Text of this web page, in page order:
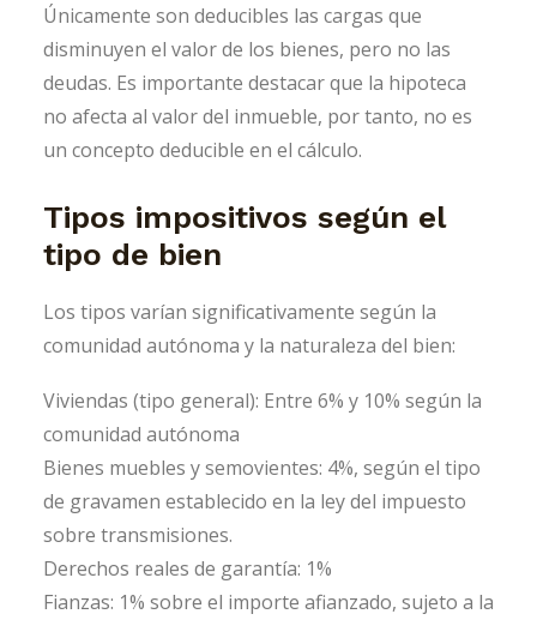
Únicamente son deducibles las cargas que
disminuyen el valor de los bienes, pero no las
deudas. Es importante destacar que la hipoteca
no afecta al valor del inmueble, por tanto, no es
un concepto deducible en el cálculo.
Tipos impositivos según el
tipo de bien
Los tipos varían significativamente según la
comunidad autónoma y la naturaleza del bien:
Viviendas (tipo general): Entre 6% y 10% según la
comunidad autónoma
Bienes muebles y semovientes: 4%, según el tipo
de gravamen establecido en la ley del impuesto
sobre transmisiones.
Derechos reales de garantía: 1%
Fianzas: 1% sobre el importe afianzado, sujeto a la